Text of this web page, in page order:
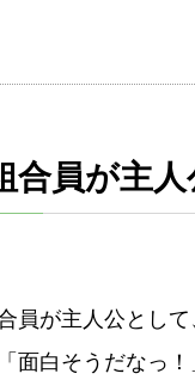
合員が主人
員が主人公とし
面白そうだなっ